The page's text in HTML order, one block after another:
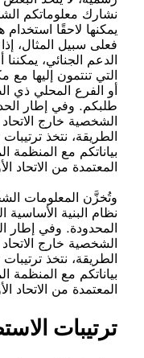
نشارك معلوماتكم
يمكنها لاحقًا
فعلى سبيل المثال،
الدعم الجنائي،
التي تنتمون إليها مع
أو الفرع المحلي ذي
طلبكم. وفي إطار
الشخصية خارج
الطريقة، نتخذ
بياناتكم مع المنظمة
المعتمدة من الاتحاد
وتُخزَّن المعلومات
نظام البنية
المحدودة. وفي إطار
الشخصية خارج
الطريقة، نتخذ
بياناتكم مع المنظمة
المعتمدة من الاتحاد
ترتيبات